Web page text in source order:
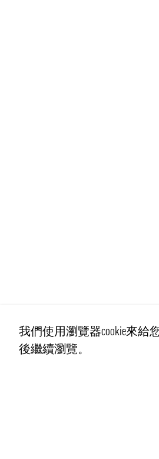
我們使用瀏覽器cookie來給
後繼續瀏覽。